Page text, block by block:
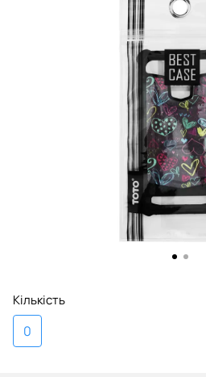
Кількість
0